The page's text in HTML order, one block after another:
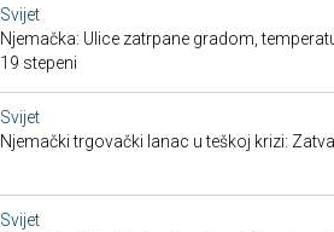
Svijet
Njemačka: Ulice zatrpane gradom,
19 stepeni
Svijet
Njemački trgovački lanac u teškoj krizi:
Svijet